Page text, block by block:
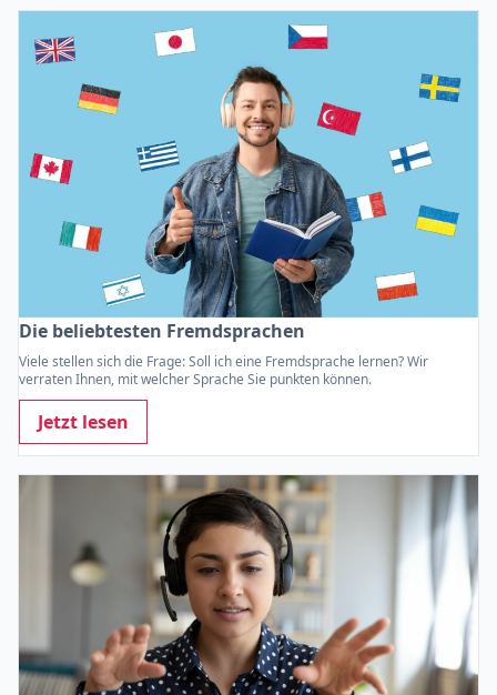
Die beliebtesten Fremdsprachen
Viele stellen sich die Frage: Soll ich eine Fremdsprache lernen? Wir
verraten Ihnen, mit welcher Sprache Sie punkten können.
Jetzt lesen